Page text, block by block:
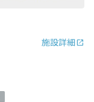
施設詳細